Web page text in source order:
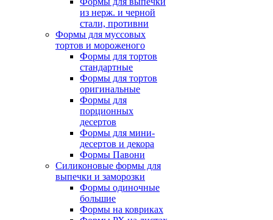
из нерж. и черной
стали, противни
Формы для муссовых
тортов и мороженого
Формы для тортов
стандартные
Формы для тортов
оригинальные
Формы для
порционных
десертов
Формы для мини-
десертов и декора
Формы Павони
Силиконовые формы для
выпечки и заморозки
Формы одиночные
большие
Формы на ковриках